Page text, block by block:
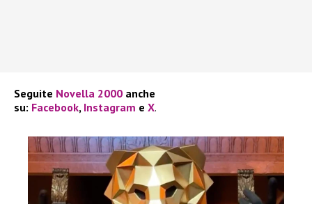
Seguite Novella 2000 anche
su: Facebook, Instagram e X.